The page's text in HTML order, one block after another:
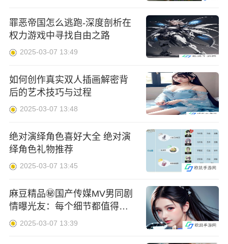
罪恶帝国怎么逃跑-深度剖析在
权力游戏中寻找自由之路
2025-03-07 13:49
如何创作真实双人插画解密背
后的艺术技巧与过程
2025-03-07 13:48
绝对演绎角色喜好大全 绝对演
绎角色礼物推荐
2025-03-07 13:45
麻豆精品㊙️国产传媒MV男同剧
情曝光友：每个细节都值得回
味！！完美体验
2025-03-07 13:39